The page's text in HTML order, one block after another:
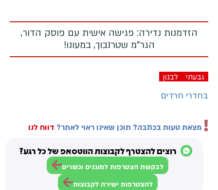
הזדמנות נדירה: פגישה אישית עם פוסק הדור,
הגר"מ שטרנבוך, במעונו!
גבעתי לבנון
בחדרי חרדים
מצאת טעות בכתבה? תוכן שאינו ראוי לאתר? דווח לנו
רוצים להצטרף לקבוצות הווטסאפ של כל רגע?
לבקשת הצטרפות למוגנים וכשרים
להצטרפות ישירה לקבוצות